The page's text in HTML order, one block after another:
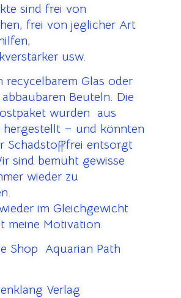
sind frei von
frei von jeglicher Art
usw.
recycelbarem Glas oder
Beuteln. Die
wurden aus
hergestellt – und könnten
Schadstofffrei entsorgt
sind bemüht gewisse
wieder zu
im Gleichgewicht
meine Motivation.
Shop Aquarian Path
Verlag